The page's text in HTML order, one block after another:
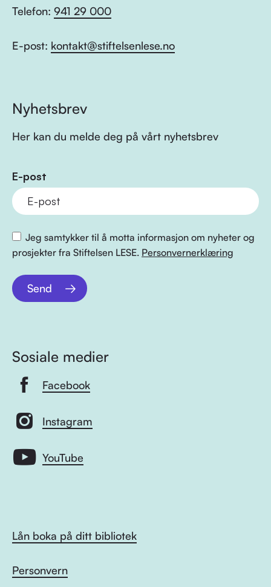
Telefon: 941 29 000
E-post: kontakt@stiftelsenlese.no
Nyhetsbrev
Her kan du melde deg på vårt nyhetsbrev
E-post
Jeg samtykker til å motta informasjon om nyheter og
prosjekter fra Stiftelsen LESE. Personvernerklæring
Send
Sosiale medier
Facebook
Instagram
YouTube
Lån boka på ditt bibliotek
Personvern